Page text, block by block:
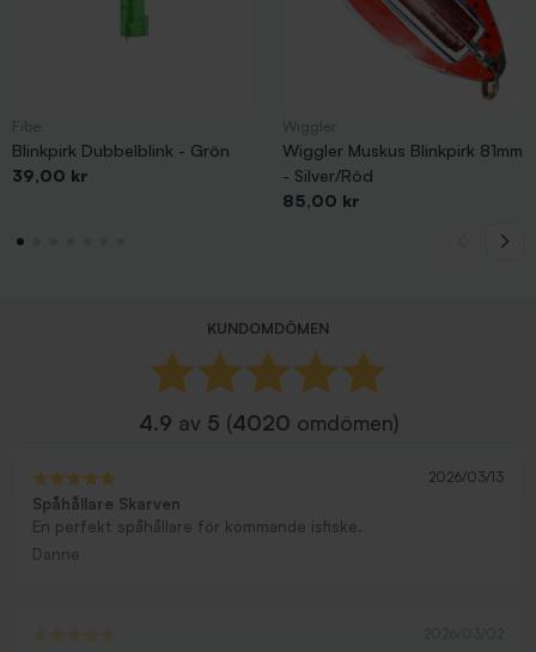
Blinkpirk Dubbelblink - Grön
Pris
39,00 kr
Wiggler Muskus Blinkpirk 81mm
- Silver/Röd
Pris
85,00 kr
KUNDOMDÖMEN
4.9 av 5 (4020 omdömen)
2026/03/13
Spåhållare Skarven
En perfekt spåhållare för kommande isfiske.
Danne